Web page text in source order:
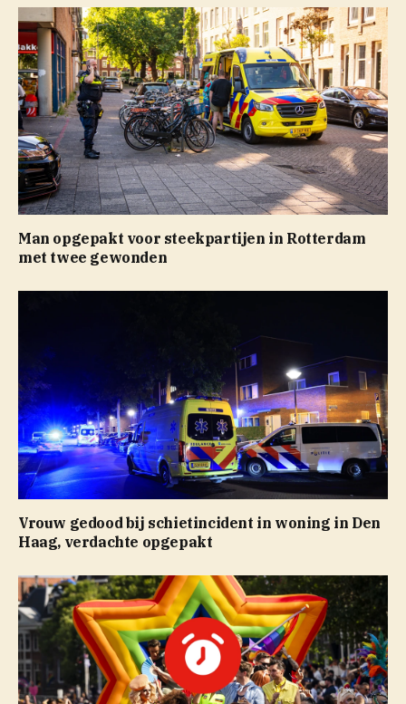
Man opgepakt voor steekpartijen in Rotterdam
met twee gewonden
Vrouw gedood bij schietincident in woning in Den
Haag, verdachte opgepakt